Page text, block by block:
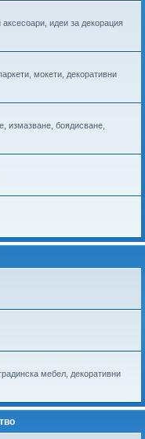
идеи за декорация
мокети, декоративни
измазване, боядисване,
мебел, декоративни